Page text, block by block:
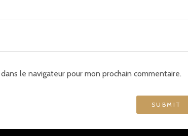
le navigateur pour mon prochain commentaire.